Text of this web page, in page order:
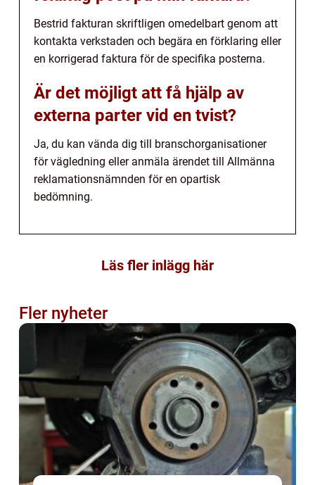
Bestrid fakturan skriftligen omedelbart genom att
kontakta verkstaden och begära en förklaring eller
en korrigerad faktura för de specifika posterna.
Är det möjligt att få hjälp av
externa parter vid en tvist?
Ja, du kan vända dig till branschorganisationer
för vägledning eller anmäla ärendet till Allmänna
reklamationsnämnden för en opartisk
bedömning.
Läs fler inlägg här
Fler nyheter